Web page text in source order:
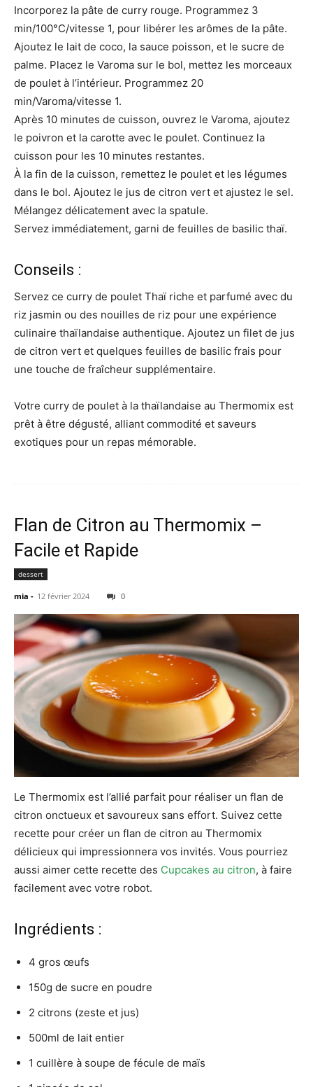
Incorporez la pâte de curry rouge. Programmez 3
min/100°C/vitesse 1, pour libérer les arômes de la pâte.
Ajoutez le lait de coco, la sauce poisson, et le sucre de
palme. Placez le Varoma sur le bol, mettez les morceaux
de poulet à l’intérieur. Programmez 20
min/Varoma/vitesse 1.
Après 10 minutes de cuisson, ouvrez le Varoma, ajoutez
le poivron et la carotte avec le poulet. Continuez la
cuisson pour les 10 minutes restantes.
À la fin de la cuisson, remettez le poulet et les légumes
dans le bol. Ajoutez le jus de citron vert et ajustez le sel.
Mélangez délicatement avec la spatule.
Servez immédiatement, garni de feuilles de basilic thaï.
Conseils :
Servez ce curry de poulet Thaï riche et parfumé avec du
riz jasmin ou des nouilles de riz pour une expérience
culinaire thaïlandaise authentique. Ajoutez un filet de jus
de citron vert et quelques feuilles de basilic frais pour
une touche de fraîcheur supplémentaire.
Votre curry de poulet à la thaïlandaise au Thermomix est
prêt à être dégusté, alliant commodité et saveurs
exotiques pour un repas mémorable.
Flan de Citron au Thermomix –
Facile et Rapide
dessert
mia - 12 février 2024 0
Le Thermomix est l’allié parfait pour réaliser un flan de
citron onctueux et savoureux sans effort. Suivez cette
recette pour créer un flan de citron au Thermomix
délicieux qui impressionnera vos invités. Vous pourriez
aussi aimer cette recette des Cupcakes au citron, à faire
facilement avec votre robot.
Ingrédients :
4 gros œufs
150g de sucre en poudre
2 citrons (zeste et jus)
500ml de lait entier
1 cuillère à soupe de fécule de maïs